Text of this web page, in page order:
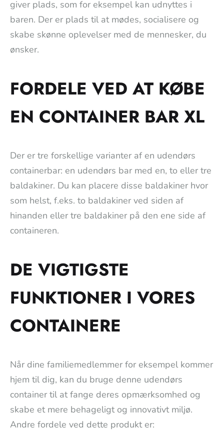
giver plads, som for eksempel kan udnyttes i
baren. Der er plads til at mødes, socialisere og
skabe skønne oplevelser med de mennesker, du
ønsker.
FORDELE VED AT KØBE
EN CONTAINER BAR XL
Der er tre forskellige varianter af en udendørs
containerbar: en udendørs bar med en, to eller tre
baldakiner. Du kan placere disse baldakiner hvor
som helst, f.eks. to baldakiner ved siden af
hinanden eller tre baldakiner på den ene side af
containeren.
DE VIGTIGSTE
FUNKTIONER I VORES
CONTAINERE
Når dine familiemedlemmer for eksempel kommer
hjem til dig, kan du bruge denne udendørs
container til at fange deres opmærksomhed og
skabe et mere behageligt og innovativt miljø.
Andre fordele ved dette produkt er: